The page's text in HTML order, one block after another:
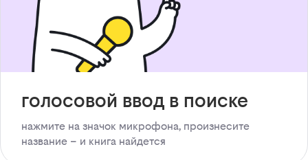
голосовой ввод в поиске
нажмите на значок микрофона, произнесите
название – и книга найдется